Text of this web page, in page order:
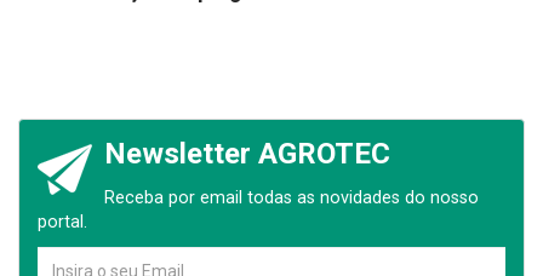
Newsletter AGROTEC
Receba por email todas as novidades do nosso
portal.